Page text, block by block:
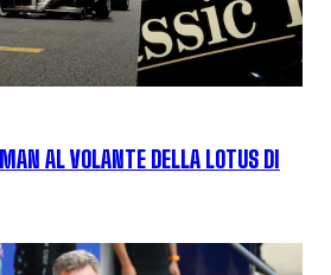
AL VOLANTE DELLA LOTUS DI